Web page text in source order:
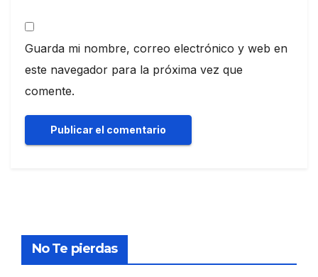
Guarda mi nombre, correo electrónico y web en
este navegador para la próxima vez que
comente.
No Te pierdas